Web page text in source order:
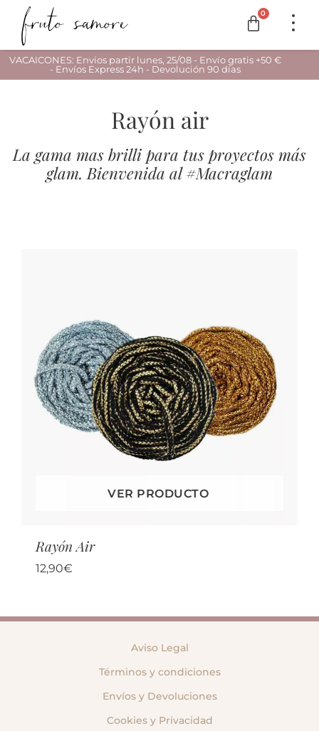
0
VACAICONES: Envios partir lunes, 25/08 - Envío gratis +50 €
- Envíos Express 24h - Devolución 90 días
Rayón air
La gama mas brilli para tus proyectos más
glam. Bienvenida al #Macraglam
VER PRODUCTO
Rayón Air
12,90€
Aviso Legal
Términos y condiciones
Envíos y Devoluciones
Cookies y Privacidad